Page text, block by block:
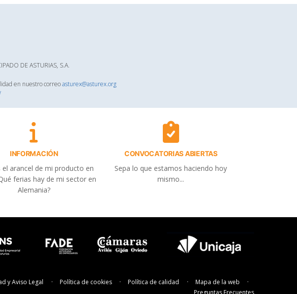
DE ASTURIAS, S.A.
en nuestro correoasturex@asturex.org
INFORMACIÓN
el arancel de mi producto en
ferias hay de mi sector en
Alemania?
CONVOCATORIAS ABIERTAS
Sepa lo que estamos haciendo hoy
mismo...
y Aviso Legal Política de cookies Política de calidad
Mapa de la web
Preguntas Frecuentes